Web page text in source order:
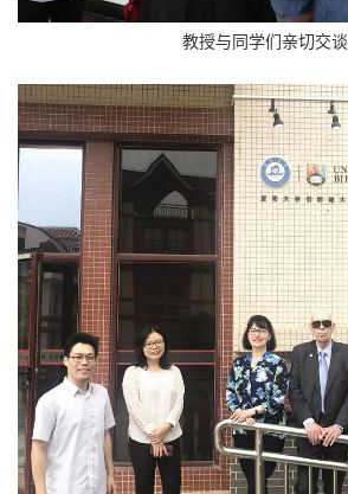
教授与同学们亲切交谈